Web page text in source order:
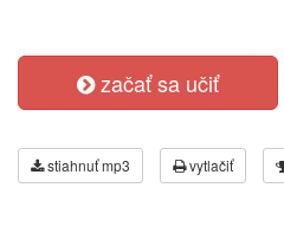
začať sa učiť
stiahnuť mp3 vytlačiť